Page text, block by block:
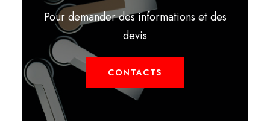
Pour demander des informations et des
devis
CONTACTS